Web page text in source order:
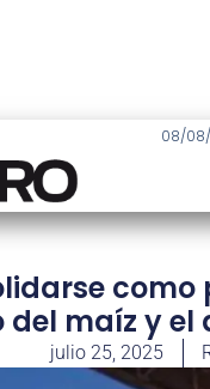
08/
maíz y el
julio 25, 2025